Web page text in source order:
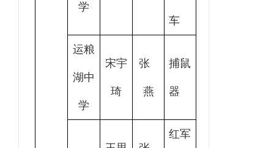
学
车
运粮
湖中
学
宋宇
琦
张
燕
捕鼠
器
红军